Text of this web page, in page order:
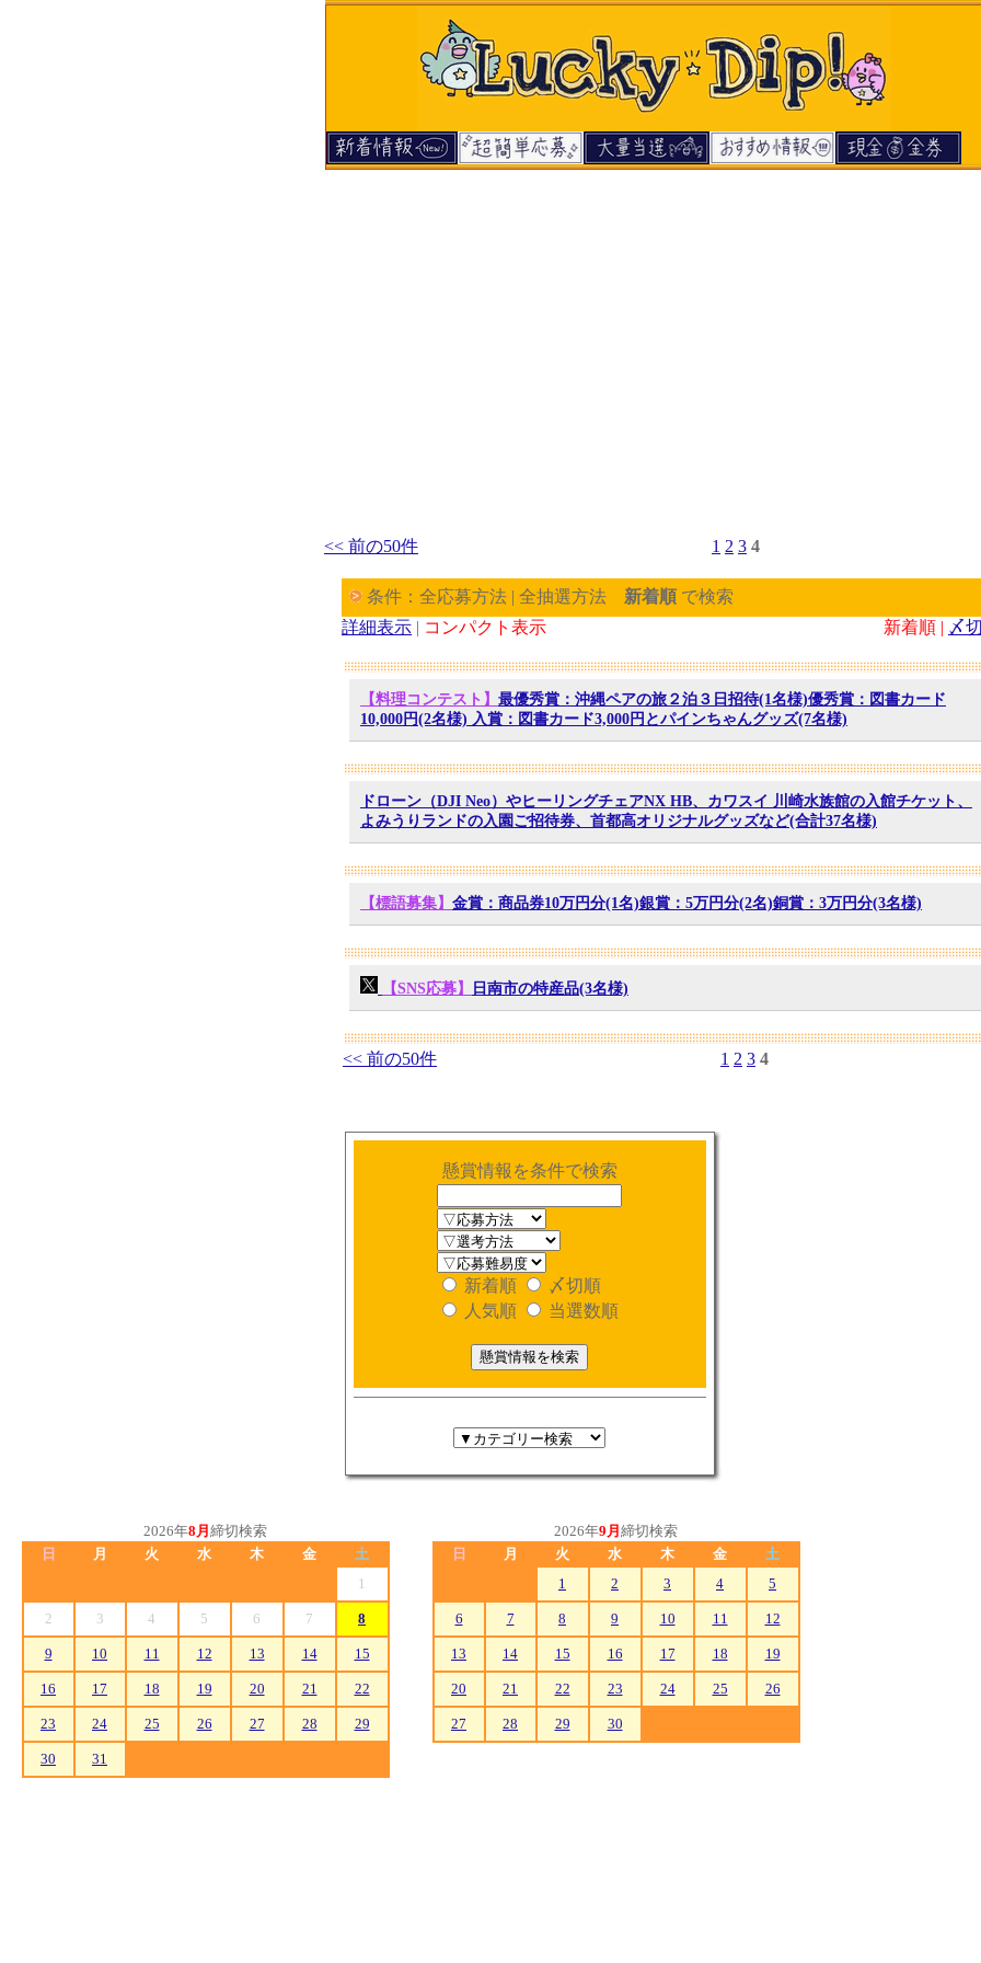
<< 前の50件 1 2 3 4
条件：全応募方法 | 全抽選方法 新着順 で検索
詳細表示 | コンパクト表示 新着順 | 〆
【料理コンテスト】 最優秀賞：沖縄ペアの旅２泊３日招待(1名様)優秀賞：図書カード
10,000円(2名様) 入賞：図書カード3,000円とパインちゃんグッズ(7名様)
ドローン（DJI Neo）やヒーリングチェアNX HB、カワスイ 川崎水族館の入館チケット、
よみうりランドの入園ご招待券、首都高オリジナルグッズなど(合計37名様)
【標語募集】 金賞：商品券10万円分(1名)銀賞：5万円分(2名)銅賞：3万円分(3名様)
【SNS応募】 日南市の特産品(3名様)
<< 前の50件 1 2 3 4
懸賞情報を条件で検索
新着順
〆切順
人気順
当選数順
2026年8月 締切検索
日
月 火 水 木 金
土
1
2 3 4 5 6 7 8
9 10 11 12 13 14 15
16 17 18 19 20 21 22
23 24 25 26 27 28 29
30 31
2026年9月 締切検索
日
月 火 水 木 金
土
1
2 3 4 5
6 7 8 9 10 11 12
13 14 15 16 17 18 19
20 21 22 23 24 25 26
27 28 29 30